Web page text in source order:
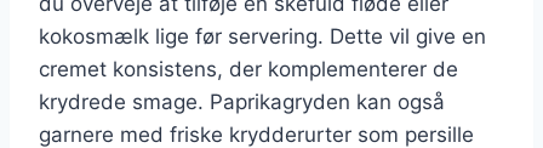
kokosmælk lige før servering. Dette vil give en
cremet konsistens, der komplementerer de
krydrede smage. Paprikagryden kan også
garnere med friske krydderurter som persille